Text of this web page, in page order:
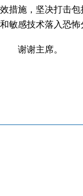
效措施，坚决打击
和敏感技术落入恐怖
谢谢主席。